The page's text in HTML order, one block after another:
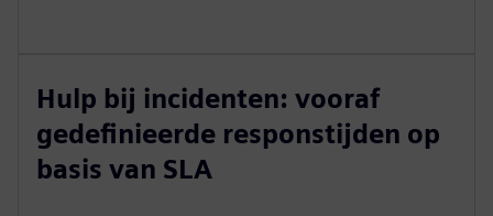
Hulp bij incidenten: vooraf
gedefinieerde responstijden op
basis van SLA